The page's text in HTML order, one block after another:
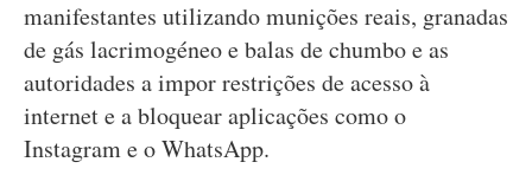
manifestantes utilizando munições reais, granadas
de gás lacrimogéneo e balas de chumbo e as
autoridades a impor restrições de acesso à
internet e a bloquear aplicações como o
Instagram e o WhatsApp.